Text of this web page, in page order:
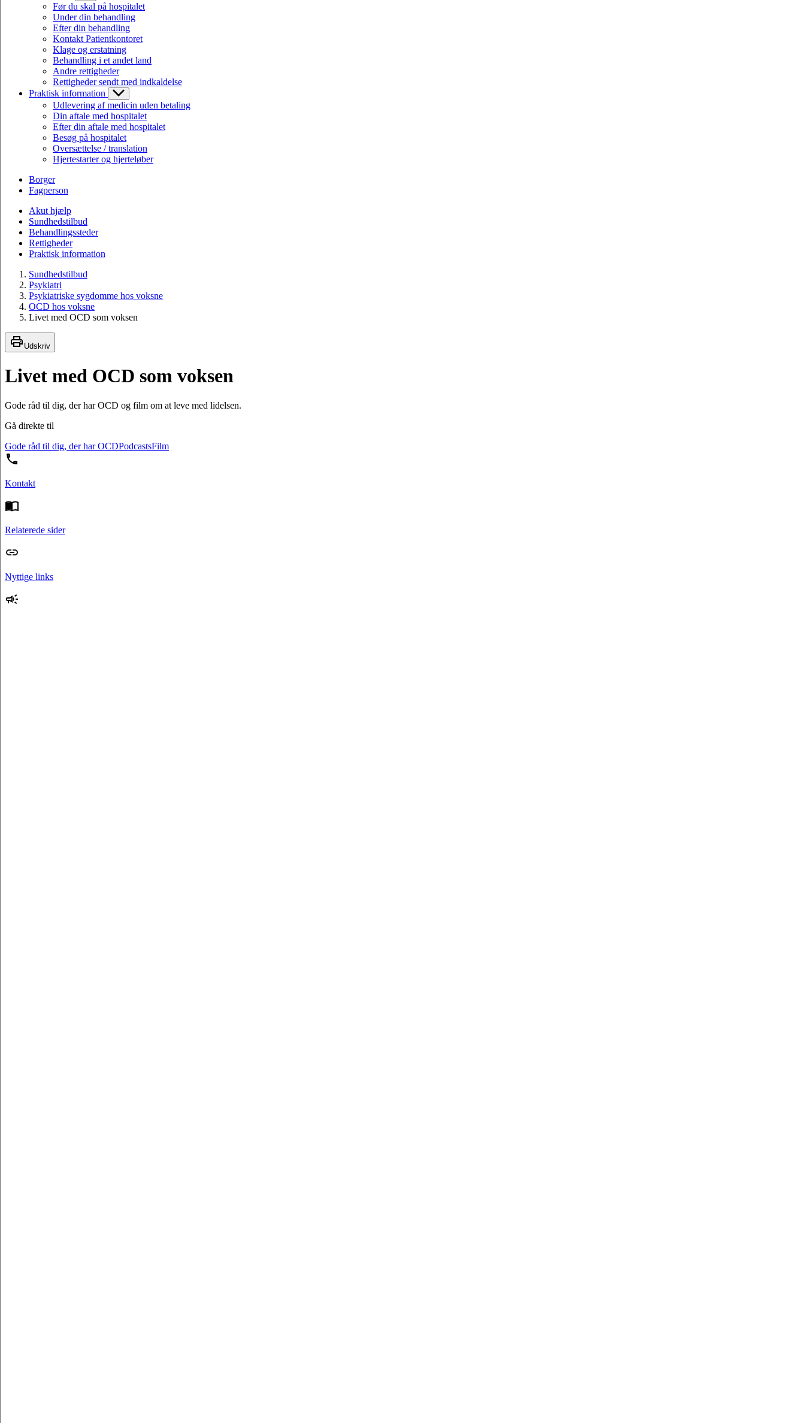
Før du skal på hospitalet
Under din behandling
Efter din behandling
Kontakt Patientkontoret
Klage og erstatning
Behandling i et andet land
Andre rettigheder
Rettigheder sendt med indkaldelse
Praktisk information
Udlevering af medicin uden betaling
Din aftale med hospitalet
Efter din aftale med hospitalet
Besøg på hospitalet
Oversættelse / translation
Hjertestarter og hjerteløber
Borger
Fagperson
Akut hjælp
Sundhedstilbud
Behandlingssteder
Rettigheder
Praktisk information
Sundhedstilbud
Psykiatri
Psykiatriske sygdomme hos voksne
OCD hos voksne
Livet med OCD som voksen
Udskriv
Livet med OCD som voksen
Gode råd til dig, der har OCD og film om at leve med lidelsen.
Gå direkte til
Gode råd til dig, der har OCDPodcastsFilm
Kontakt
Relaterede sider
Nyttige links